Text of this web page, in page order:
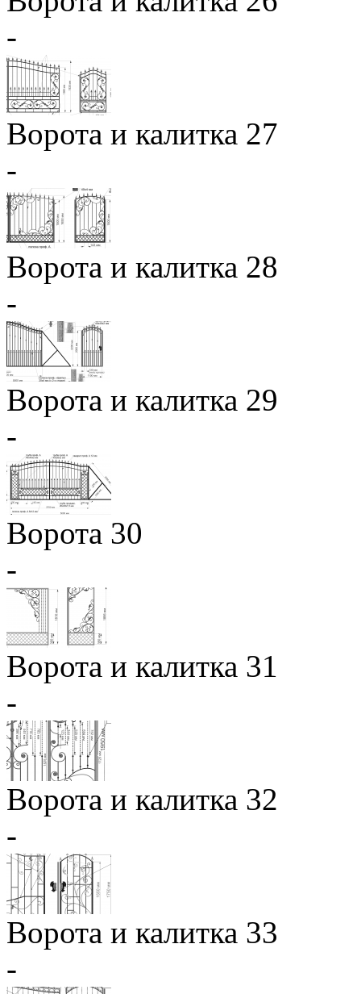
-
Ворота и калитка 27
-
Ворота и калитка 28
-
Ворота и калитка 29
-
Ворота 30
-
Ворота и калитка 31
-
Ворота и калитка 32
-
Ворота и калитка 33
-